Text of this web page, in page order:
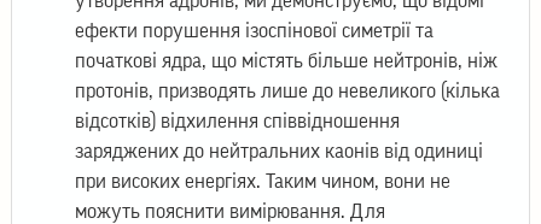
ефекти порушення ізоспінової симетрії та
початкові ядра, що містять більше нейтронів, ніж
протонів, призводять лише до невеликого (кілька
відсотків) відхилення співвідношення
заряджених до нейтральних каонів від одиниці
при високих енергіях. Таким чином, вони не
можуть пояснити вимірювання. Для